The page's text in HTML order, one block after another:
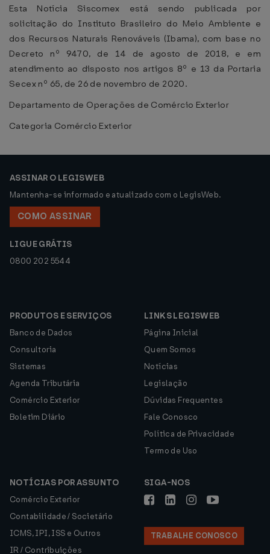
Esta Notícia Siscomex está sendo publicada por
solicitação do Instituto Brasileiro do Meio Ambiente e
dos Recursos Naturais Renováveis (Ibama), com base no
Decreto nº 9470, de 14 de agosto de 2018, e em
atendimento ao disposto nos artigos 8º e 13 da Portaria
Secex nº 65, de 26 de novembro de 2020.
Departamento de Operações de Comércio Exterior
Categoria Comércio Exterior
ASSINAR O LEGISWEB
Mantenha-se informado e atualizado com o LegisWeb.
COMO ASSINAR
LIGUE GRÁTIS
0800 202 5544
PRODUTOS E SERVIÇOS
Banco de Dados
Consultoria
Sistemas
Agenda Tributária
Comércio Exterior
Boletim Diário
LINKS LEGISWEB
Página Inicial
Quem Somos
Notícias
Legislação
Dúvidas Frequentes
Fale Conosco
Política de Privacidade
Termo de Uso
NOTÍCIAS POR ASSUNTO
Comércio Exterior
Contabilidade / Societário
ICMS, IPI, ISS e Outros
IR / Contribuições
SIGA-NOS
TRABALHE CONOSCO